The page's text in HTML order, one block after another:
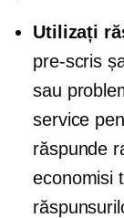
Utilizați
pre-scris
sau
service
răspunde
economisi